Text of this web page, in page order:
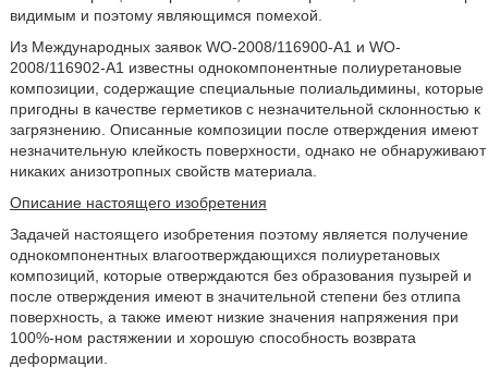
видимым и поэтому являющимся помехой.
Из Международных заявок WO-2008/116900-A1 и WO-
2008/116902-A1 известны однокомпонентные полиуретановые
композиции, содержащие специальные полиальдимины, которые
пригодны в качестве герметиков с незначительной склонностью к
загрязнению. Описанные композиции после отверждения имеют
незначительную клейкость поверхности, однако не обнаруживают
никаких анизотропных свойств материала.
Описание настоящего изобретения
Задачей настоящего изобретения поэтому является получение
однокомпонентных влагоотверждающихся полиуретановых
композиций, которые отверждаются без образования пузырей и
после отверждения имеют в значительной степени без отлипа
поверхность, а также имеют низкие значения напряжения при
100%-ном растяжении и хорошую способность возврата
деформации.